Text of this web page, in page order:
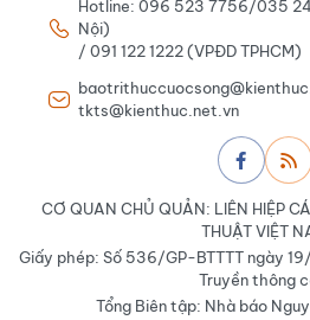
Hotline: 096 523 7756/035
Nội)
/ 091 122 1222 (VPĐD TPHCM)
tkts@kienthuc.net.vn
CƠ QUAN CHỦ QUẢN: LIÊN HIỆP
THUẬT VIỆT
Giấy phép: Số 536/GP-BTTTT ngày
Truyền thông
Tổng Biên tập: Nhà báo